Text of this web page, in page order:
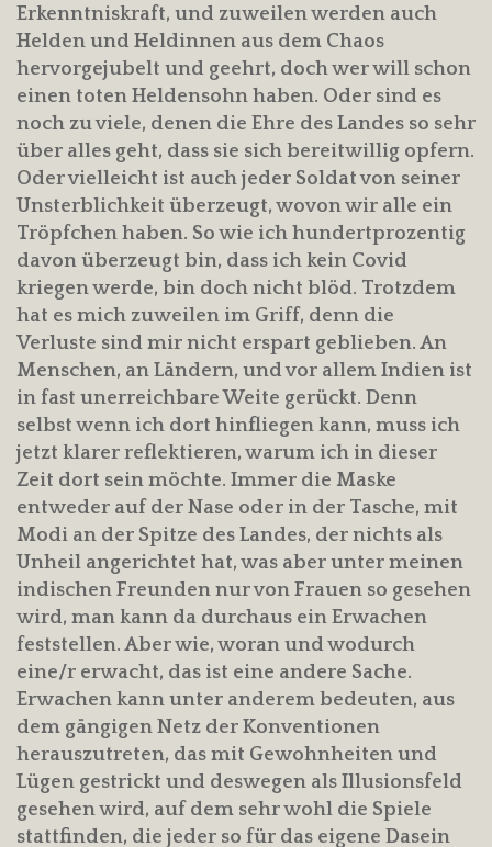
Erkenntniskraft, und zuweilen werden auch
Helden und Heldinnen aus dem Chaos
hervorgejubelt und geehrt, doch wer will schon
einen toten Heldensohn haben. Oder sind es
noch zu viele, denen die Ehre des Landes so sehr
über alles geht, dass sie sich bereitwillig opfern.
Oder vielleicht ist auch jeder Soldat von seiner
Unsterblichkeit überzeugt, wovon wir alle ein
Tröpfchen haben. So wie ich hundertprozentig
davon überzeugt bin, dass ich kein Covid
kriegen werde, bin doch nicht blöd. Trotzdem
hat es mich zuweilen im Griff, denn die
Verluste sind mir nicht erspart geblieben. An
Menschen, an Ländern, und vor allem Indien ist
in fast unerreichbare Weite gerückt. Denn
selbst wenn ich dort hinfliegen kann, muss ich
jetzt klarer reflektieren, warum ich in dieser
Zeit dort sein möchte. Immer die Maske
entweder auf der Nase oder in der Tasche, mit
Modi an der Spitze des Landes, der nichts als
Unheil angerichtet hat, was aber unter meinen
indischen Freunden nur von Frauen so gesehen
wird, man kann da durchaus ein Erwachen
feststellen. Aber wie, woran und wodurch
eine/r erwacht, das ist eine andere Sache.
Erwachen kann unter anderem bedeuten, aus
dem gängigen Netz der Konventionen
herauszutreten, das mit Gewohnheiten und
Lügen gestrickt und deswegen als Illusionsfeld
gesehen wird, auf dem sehr wohl die Spiele
stattfinden, die jeder so für das eigene Dasein